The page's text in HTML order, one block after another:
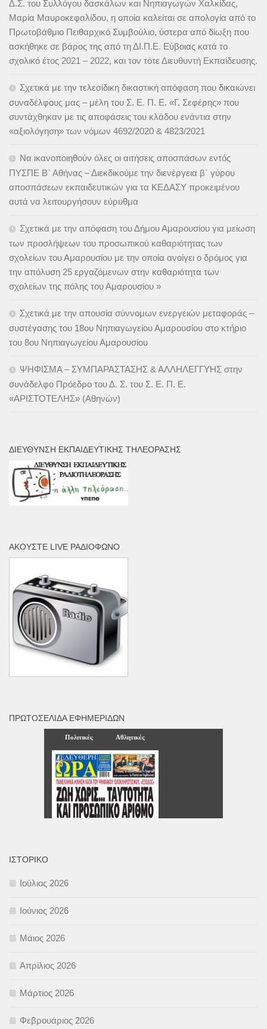
Δ.Σ. του Συλλόγου δασκάλων και Νηπιαγωγών Χαλκίδας,
Μαρία Μαυροκεφαλίδου, η οποία καλείται σε απολογία από το
Πρωτοβάθμιο Πειθαρχικό Συμβούλιο, ύστερα από δίωξη που
ασκήθηκε σε βάρος της από τη ΔΙ.Π.Ε. Εύβοιας κατά το
σχολικό έτος 2021 – 2022, και τον τότε Διευθυντή Εκπαίδευσης.
Σχετικά με την τελεσίδικη δικαστική απόφαση που δικαιώνει
συναδέλφους μας – μέλη του Σ. Ε. Π. Ε. «Γ. Σεφέρης» που
συντάχθηκαν με τις αποφάσεις του κλάδου ενάντια στην
«αξιολόγηση» των νόμων 4692/2020 & 4823/2021
Να ικανοποιηθούν όλες οι αιτήσεις αποσπάσων εντός
ΠΥΣΠΕ Β΄ Αθήνας – Διεκδικούμε την διενέργεια β΄ γύρου
αποσπάσεων εκπαιδευτικών για τα ΚΕΔΑΣΥ προκειμένου
αυτά να λειτουργήσουν εύρυθμα
Σχετικά με την απόφαση του Δήμου Αμαρουσίου για μείωση
των προσλήψεων του προσωπικού καθαριότητας των
σχολείων του Αμαρουσίου με την οποία ανοίγει ο δρόμος για
την απόλυση 25 εργαζόμενων στην καθαριότητα των
σχολείων της πόλης του Αμαρουσίου »
Σχετικά με την απουσία σύννομων ενεργειών μεταφοράς –
συστέγασης του 18ου Νηπιαγωγείου Αμαρουσίου στο κτήριο
του 8ου Νηπιαγωγείου Αμαρουσίου
ΨΗΦΙΣΜΑ – ΣΥΜΠΑΡΑΣΤΑΣΗΣ & ΑΛΛΗΛΕΓΓΥΗΣ στην
συνάδελφο Πρόεδρο του Δ. Σ. του Σ. Ε. Π. Ε.
«ΑΡΙΣΤΟΤΕΛΗΣ» (Αθηνών)
ΔΙΕΎΘΥΝΣΗ ΕΚΠΑΙΔΕΥΤΙΚΉΣ ΤΗΛΕΌΡΑΣΗΣ
ΑΚΟΎΣΤΕ LIVE ΡΑΔΙΌΦΩΝΟ
ΠΡΩΤΟΣΈΛΙΔΑ ΕΦΗΜΕΡΊΔΩΝ
ΙΣΤΟΡΙΚΌ
Ιούλιος 2026
Ιούνιος 2026
Μάιος 2026
Απρίλιος 2026
Μάρτιος 2026
Φεβρουάριος 2026